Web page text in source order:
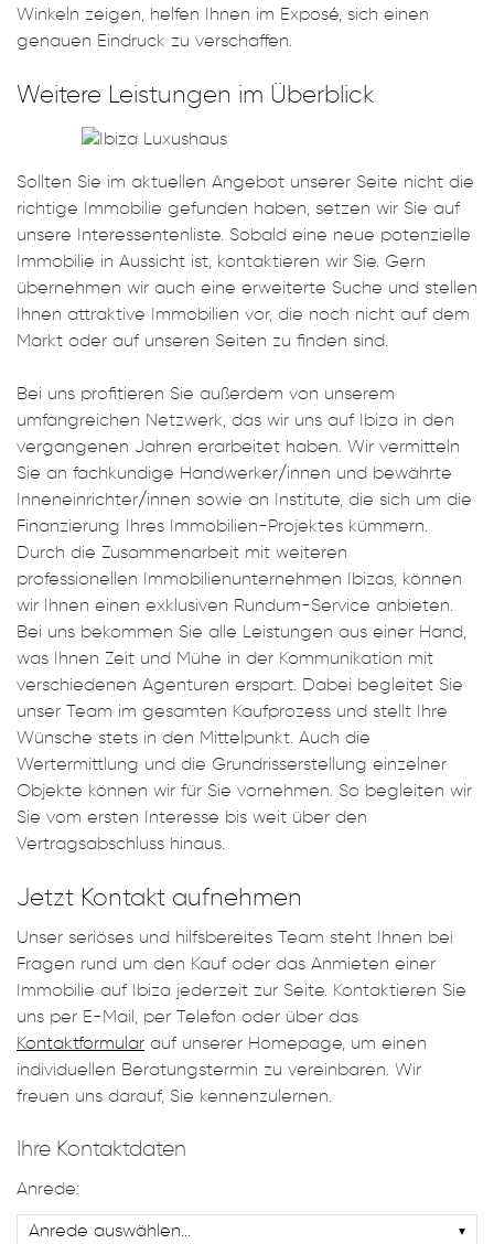
Winkeln zeigen, helfen Ihnen im Exposé, sich einen
genauen Eindruck zu verschaffen.
Weitere Leistungen im Überblick
Sollten Sie im aktuellen Angebot unserer Seite nicht die
richtige Immobilie gefunden haben, setzen wir Sie auf
unsere Interessentenliste. Sobald eine neue potenzielle
Immobilie in Aussicht ist, kontaktieren wir Sie. Gern
übernehmen wir auch eine erweiterte Suche und stellen
Ihnen attraktive Immobilien vor, die noch nicht auf dem
Markt oder auf unseren Seiten zu finden sind.
Bei uns profitieren Sie außerdem von unserem
umfangreichen Netzwerk, das wir uns auf Ibiza in den
vergangenen Jahren erarbeitet haben. Wir vermitteln
Sie an fachkundige Handwerker/innen und bewährte
Inneneinrichter/innen sowie an Institute, die sich um die
Finanzierung Ihres Immobilien-Projektes kümmern.
Durch die Zusammenarbeit mit weiteren
professionellen Immobilienunternehmen Ibizas, können
wir Ihnen einen exklusiven Rundum-Service anbieten.
Bei uns bekommen Sie alle Leistungen aus einer Hand,
was Ihnen Zeit und Mühe in der Kommunikation mit
verschiedenen Agenturen erspart. Dabei begleitet Sie
unser Team im gesamten Kaufprozess und stellt Ihre
Wünsche stets in den Mittelpunkt. Auch die
Wertermittlung und die Grundrisserstellung einzelner
Objekte können wir für Sie vornehmen. So begleiten wir
Sie vom ersten Interesse bis weit über den
Vertragsabschluss hinaus.
Jetzt Kontakt aufnehmen
Unser seriöses und hilfsbereites Team steht Ihnen bei
Fragen rund um den Kauf oder das Anmieten einer
Immobilie auf Ibiza jederzeit zur Seite. Kontaktieren Sie
uns per E-Mail, per Telefon oder über das
Kontaktformular auf unserer Homepage, um einen
individuellen Beratungstermin zu vereinbaren. Wir
freuen uns darauf, Sie kennenzulernen.
Ihre Kontaktdaten
Anrede: